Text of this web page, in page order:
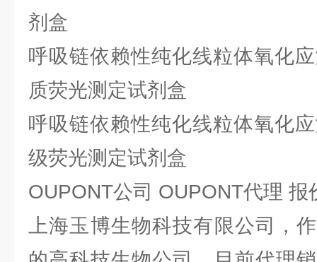
剂盒
呼吸链依赖性纯化线粒体氧化
质荧光测定试剂盒
呼吸链依赖性纯化线粒体氧化
级荧光测定试剂盒
OUPONT公司 OUPONT代理 报
上海玉博生物科技有限公司，